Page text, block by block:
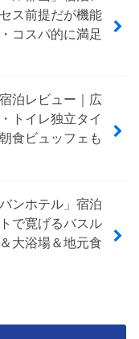
ス前提だが機能
コスパ的に満足
泊レビュー｜広
トイレ独立タイ
食ビュッフェも
ンホテル」宿泊
で寛げるバスル
大浴場＆地元食